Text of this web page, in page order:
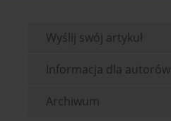
Wyślij swój artykuł
Informacja dla autorów
Archiwum